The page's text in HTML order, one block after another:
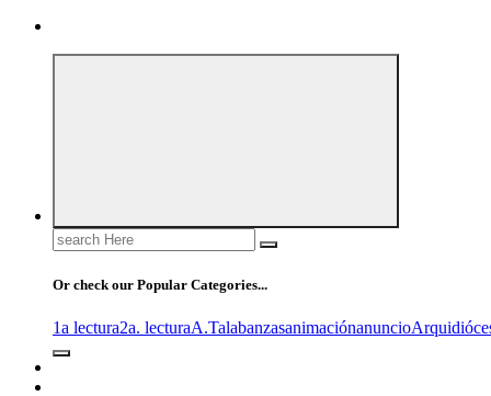
Search
for:
Or check our Popular Categories...
1a lectura2a. lecturaA.Talabanzasanimaciónanuncio